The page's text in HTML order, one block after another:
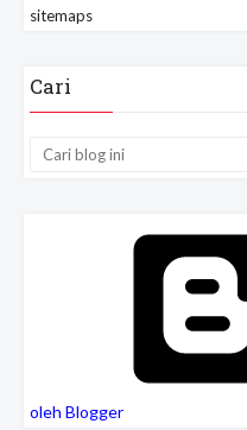
sitemaps
Cari
oleh Blogger